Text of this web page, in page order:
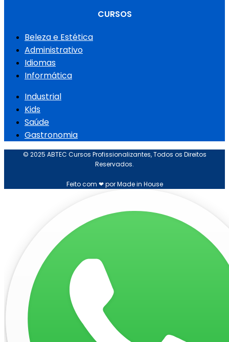
CURSOS
Beleza e Estética
Administrativo
Idiomas
Informática
Industrial
Kids
Saúde
Gastronomia
© 2025 ABTEC Cursos Profissionalizantes, Todos os Direitos
Reservados.
Feito com ❤ por Made in House